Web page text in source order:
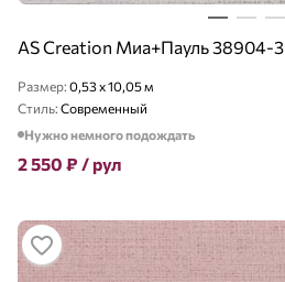
AS Creation Миа+Пауль 38904-3
Размер: 0,53 x 10,05 м
Стиль: Современный
Нужно немного подождать
2 550 ₽ / рул